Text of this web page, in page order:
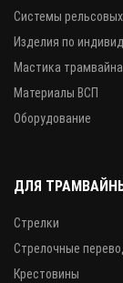
Системы
Изделия по
Мастика
Материалы ВСП
Оборудование
ДЛЯ
Стрелки
Стрелочные
Крестовины